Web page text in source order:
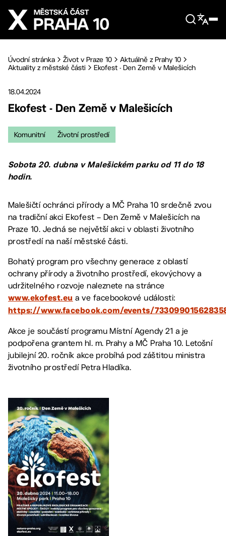
Přejít na hlavní obsah
Úvodní stránka Život v Praze 10
Aktuálně z Prahy 10
Aktuality z městské části
Ekofest - Den Země v Malešicích
18.04.2024
Ekofest - Den Země v Malešicích
Komunitní Životní prostředí
Sobota 20. dubna v Malešickém parku od 11 do 18
hodin.
Malešičtí ochránci přírody a MČ Praha 10 srdečně zvou
na tradiční akci Ekofest – Den Země v Malešicích na
Praze 10. Jedná se největší akci v oblasti životního
prostředí na naší městské části.
Bohatý program pro všechny generace z oblastí
ochrany přírody a životního prostředí, ekovýchovy a
udržitelného rozvoje naleznete na stránce
www.ekofest.eu a ve facebookové události:
https://www.facebook.com/events/
Akce je součástí programu Místní Agendy 21 a je
podpořena grantem hl. m. Prahy a MČ Praha 10. Letošní
jubilejní 20. ročník akce probíhá pod záštitou ministra
životního prostředí Petra Hladíka.